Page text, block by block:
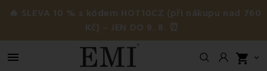
🔥 SLEVA 10 % s kódem HOT10CZ (při nákupu nad 760
Kč) – JEN DO 9. 8. ⏰
 shopping_cart 